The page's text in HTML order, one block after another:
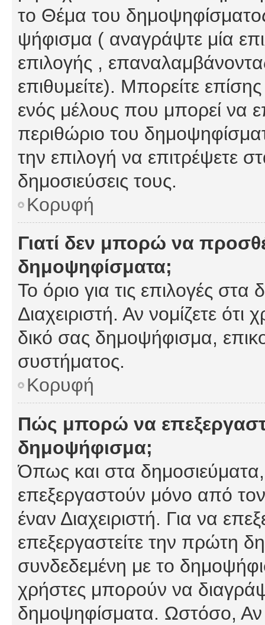
το Θέμα του
ψήφισμα ( αναγράψτε μία
επιλογής ,
επιθυμείτε). Μπορείτε
ενός μέλους που μπορεί να
περιθώριο του
την επιλογή να επιτρέψετε
δημοσιεύσεις τους.
Κορυφή
Γιατί δεν μπορώ να
δημοψηφίσματα;
Το όριο για τις επιλογές
Διαχειριστή. Αν νομίζετε ότι
δικό σας δημοψήφισμα,
συστήματος.
Κορυφή
Πώς μπορώ να
δημοψήφισμα;
Όπως και στα
επεξεργαστούν μόνο από
έναν Διαχειριστή. Για να
επεξεργαστείτε την πρώτη
συνδεδεμένη με το
χρήστες μπορούν να
δημοψηφίσματα. Ωστόσο, Αν